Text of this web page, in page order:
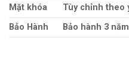
Mặt khóa
Tùy chỉnh theo
Bảo Hành
Bảo hành 3 năm